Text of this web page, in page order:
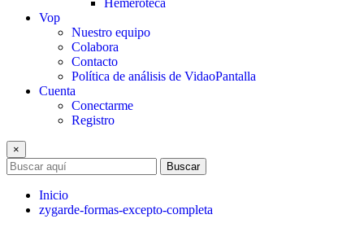
Hemeroteca
Vop
Nuestro equipo
Colabora
Contacto
Política de análisis de VidaoPantalla
Cuenta
Conectarme
Registro
×
Buscar
Inicio
zygarde-formas-excepto-completa